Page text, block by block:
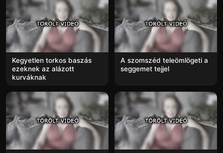
Kegyetlen torkos baszás
ezeknek az alázott
kurváknak
A szomszéd teleömlögeti a
seggemet tejjel